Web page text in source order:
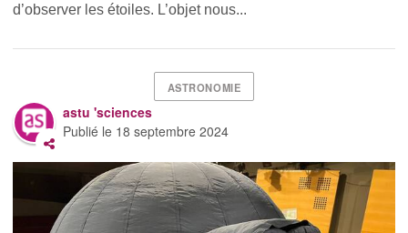
d’observer les étoiles. L’objet nous...
ASTRONOMIE
astu 'sciences
Publié le 18 septembre 2024